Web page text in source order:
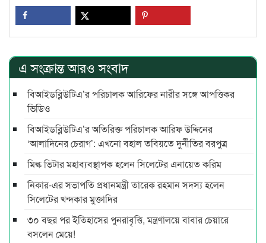
এ সংক্রান্ত আরও সংবাদ
বিআইডব্লিউটিএ’র পরিচালক আরিফের নারীর সঙ্গে আপত্তিকর
ভিডিও
বিআইডব্লিউটিএ’র অতিরিক্ত পরিচালক আরিফ উদ্দিনের
‘আলাদিনের চেরাগ’: এখনো বহাল তবিয়তে দুর্নীতির বরপুত্র
মিল্ক ভিটার মহাব্যবস্থাপক হলেন সিলেটের এনায়েত করিম
নিকার-এর সভাপতি প্রধানমন্ত্রী তারেক রহমান সদস্য হলেন
সিলেটের খন্দকার মুক্তাদির
৩০ বছর পর ইতিহাসের পুনরাবৃত্তি, মন্ত্রণালয়ে বাবার চেয়ারে
বসলেন মেয়ে!